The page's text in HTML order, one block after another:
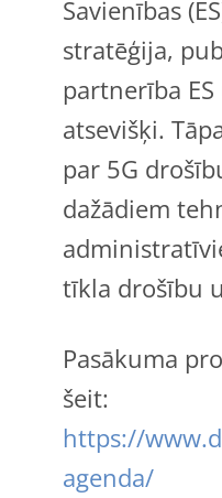
Savienības
stratēģija,
partnerība
atsevišķi.
par 5G
dažādiem
tīkla drošību
Pasākuma
šeit:
https://
agenda/